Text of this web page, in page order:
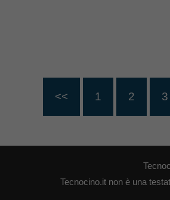
<< 1 2 3
Tecnocino.it non è una